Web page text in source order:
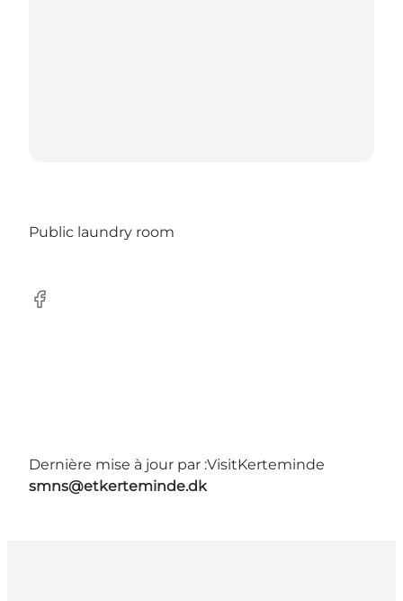
Public laundry room
Facebook
Dernière mise à jour par :VisitKerteminde
smns@etkerteminde.dk